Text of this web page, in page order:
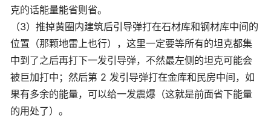
克的话能量能省则省。
（3）推掉黄圈内建筑后引导弹打在石材库和钢材库中间的
位置（那颗地雷上也行），这里一定要等所有的坦克都集
中到了之后再打下一发引导弹，不然最左侧的坦克可能会
被巨加打中；然后第 2 发引导弹打在金库和民房中间，如
果有多余的能量，可以给一发震爆（这就是前面省下能量
的用处了）。